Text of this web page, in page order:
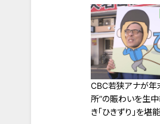
CBC若狭アナが年
所”の賑わいを生
き「ひきずり」を堪能